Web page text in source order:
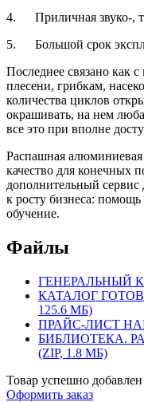
4. Приличная звуко-,
5. Большой срок
Последнее связано как
плесени, грибкам,
количества циклов
окрашивать, на нем
все это при вполне
Распашная
качество для конечных
дополнительный
к росту бизнеса:
обучение.
Файлы
ГЕНЕРАЛЬНЫЙ
КАТАЛОГ
125.6 МБ)
ПРАЙС-ЛИСТ
БИБЛИОТЕКА.
(ZIP, 1.8 МБ)
Товар успешно
Оформить заказ